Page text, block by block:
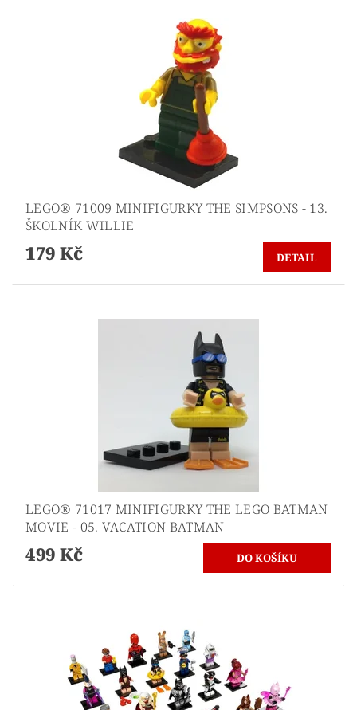
LEGO® 71009 MINIFIGURKY THE SIMPSONS - 13.
ŠKOLNÍK WILLIE
179 Kč DETAIL
LEGO® 71017 MINIFIGURKY THE LEGO BATMAN
MOVIE - 05. VACATION BATMAN
499 Kč